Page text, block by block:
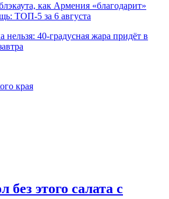
как Армения «благодарит»
ТОП-5 за 6 августа
нельзя: 40-градусная жара придёт в
края
без этого салата с